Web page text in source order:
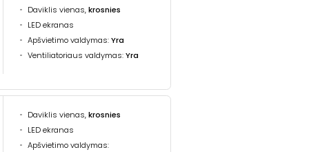
Daviklis vienas,krosnies
LED ekranas
Apšvietimo valdymas:Yra
Ventiliatoriaus valdymas:Yra
Daviklis vienas,krosnies
LED ekranas
Apšvietimo valdymas: